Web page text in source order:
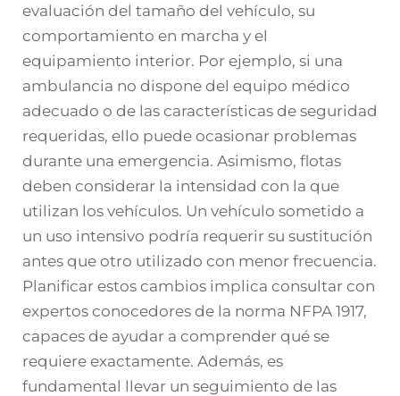
evaluación del tamaño del vehículo, su
comportamiento en marcha y el
equipamiento interior. Por ejemplo, si una
ambulancia no dispone del equipo médico
adecuado o de las características de seguridad
requeridas, ello puede ocasionar problemas
durante una emergencia. Asimismo, flotas
deben considerar la intensidad con la que
utilizan los vehículos. Un vehículo sometido a
un uso intensivo podría requerir su sustitución
antes que otro utilizado con menor frecuencia.
Planificar estos cambios implica consultar con
expertos conocedores de la norma NFPA 1917,
capaces de ayudar a comprender qué se
requiere exactamente. Además, es
fundamental llevar un seguimiento de las